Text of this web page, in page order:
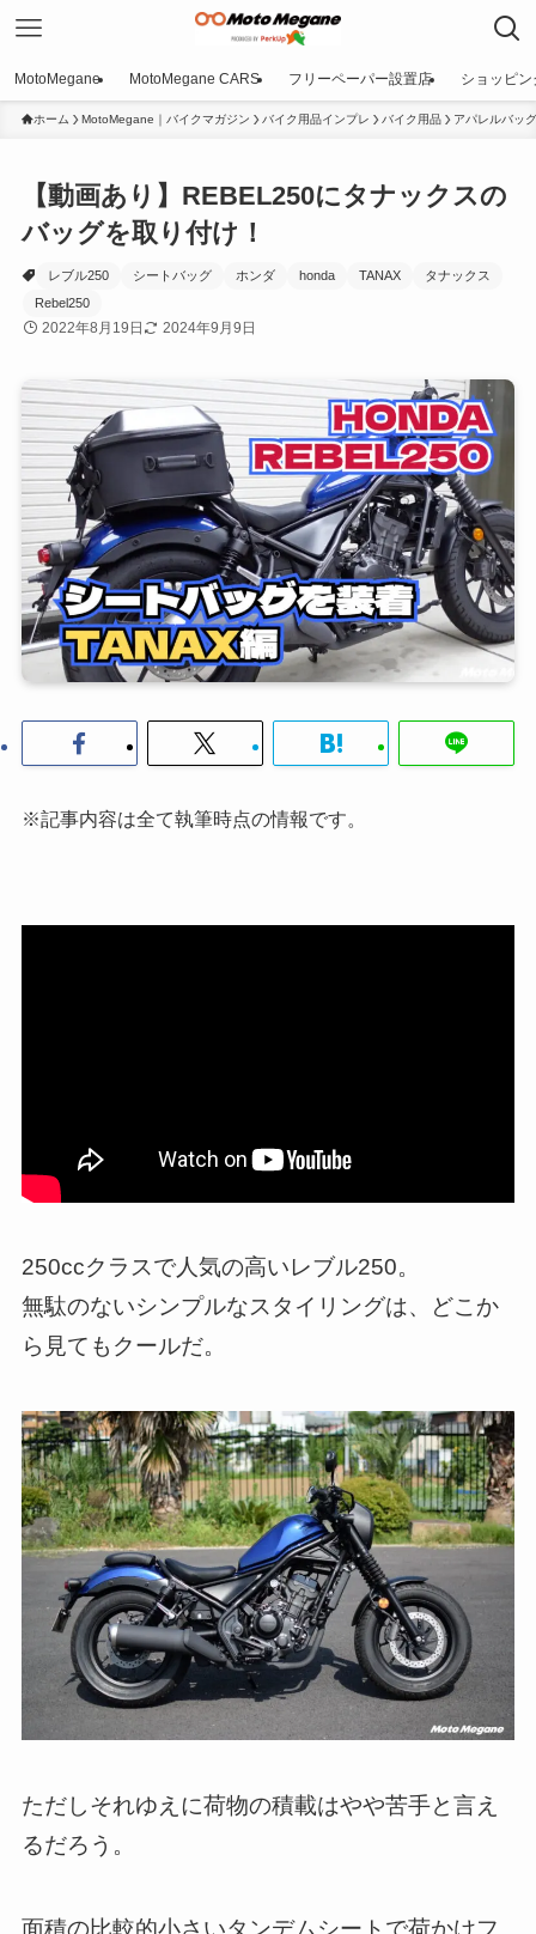
MotoMegane MotoMegane CARS フリーペーパー設置店 ショッピン
ホーム MotoMegane｜バイクマガジン バイク用品インプレ バイク用品 アパレルバッグ
【動画あり】REBEL250にタナックスの
バッグを取り付け！
レブル250 シートバッグ ホンダ honda TANAX
タナックス
Rebel250
2022年8月19日 2024年9月9日
※記事内容は全て執筆時点の情報です。
250ccクラスで人気の高いレブル250。
無駄のないシンプルなスタイリングは、どこか
ら見てもクールだ。
ただしそれゆえに荷物の積載はやや苦手と言え
るだろう。